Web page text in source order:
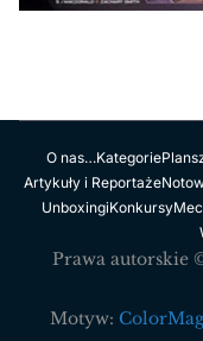
O nas…Kategorie
Artykuły i Reportaże
UnboxingiKonkursy
Prawa autorskie
Motyw: